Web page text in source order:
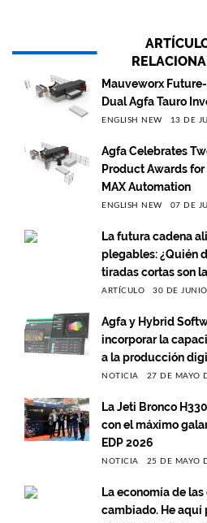
Mauveworx
Dual Agfa Tauro
ENGLISH NEW 13 DE
Agfa Celebrates
Product Awards
MAX Automation
ENGLISH NEW 07 DE
La futura cadena
plegables: ¿Quién
tiradas cortas son
ARTÍCULO 30 DE
Agfa y Hybrid
incorporar la
a la producción
NOTICIA 27 DE MAYO
La Jeti Bronco
con el máximo
EDP 2026
NOTICIA 25 DE MAYO
La economía de
cambiado. He aquí